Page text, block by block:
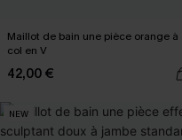
Maillot de bain une pièce orange à
col en V
42,00 €
NEW